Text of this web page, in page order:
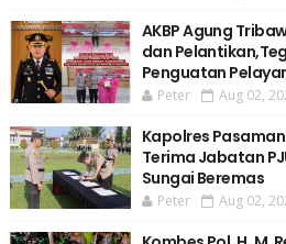
AKBP Agung
dan
Penguatan
Peter Aug 02,
Kapolres
Terima Jabatan
Sungai Beremas
Peter Aug 02,